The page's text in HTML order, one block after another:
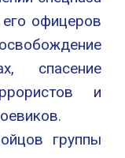
офицеров
спасение
и
группы